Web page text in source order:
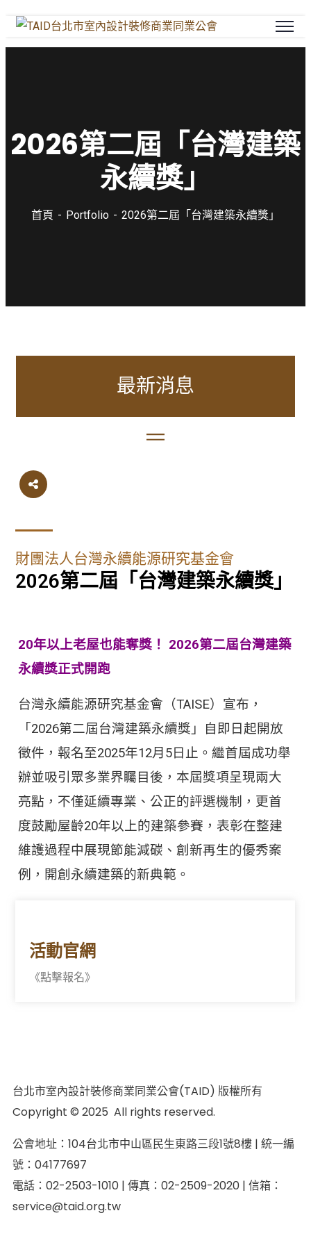
2026第二屆「台灣建築
永續獎」
首頁 Portfolio 2026第二屆「台灣建築永續獎」
最新消息
財團法人台灣永續能源研究基金會
2026第二屆「台灣建築永續獎」
20年以上老屋也能奪獎！ 2026第二屆台灣建築
永續獎正式開跑
台灣永續能源研究基金會（TAISE）宣布，
「2026第二屆台灣建築永續獎」自即日起開放
徵件，報名至2025年12月5日止。繼首屆成功舉
辦並吸引眾多業界矚目後，本屆獎項呈現兩大
亮點，不僅延續專業、公正的評選機制，更首
度鼓勵屋齡20年以上的建築參賽，表彰在整建
維護過程中展現節能減碳、創新再生的優秀案
例，開創永續建築的新典範。
活動官網
《點擊報名》
台北市室內設計裝修商業同業公會(TAID) 版權所有
Copyright © 2025 All rights reserved.
公會地址：104台北市中山區民生東路三段1號8樓 | 統一編
號：04177697
電話：02-2503-1010 | 傳真：02-2509-2020 | 信箱：
service@taid.org.tw